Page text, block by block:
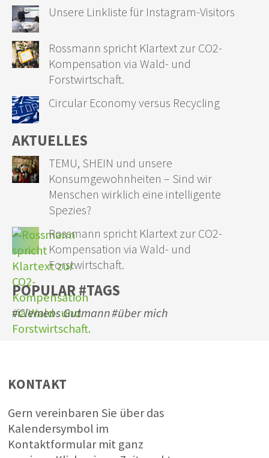
Unsere Linkliste für Instagram-Visitors
Rossmann spricht Klartext zur CO2-
Kompensation via Wald- und
Forstwirtschaft.
Circular Economy versus Recycling
AKTUELLES
TEMU, SHEIN und unsere
Konsumgewohnheiten – Sind wir
Menschen wirklich eine intelligente
Spezies?
Rossmann spricht Klartext zur CO2-
Kompensation via Wald- und
Forstwirtschaft.
POPULAR #TAGS
#Clemens Gutmann#über mich
KONTAKT
Gern vereinbaren Sie über das
Kalendersymbol im
Kontaktformular mit ganz